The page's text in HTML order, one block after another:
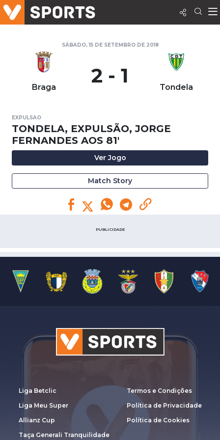
SÁBADO, 15 DE SETEMBRO DE 2018
Braga 2 - 1 Tondela
EXPULSAO
TONDELA, EXPULSÃO, JORGE
FERNANDES AOS 81'
Ver Jogo
Match Story
PUBLICIDADE
Liga Betclic
Liga Meu Super
Allianz Cup
Taça Generali Tranquilidade
Termos e Condições
Política de Privacidade
Política de Cookies